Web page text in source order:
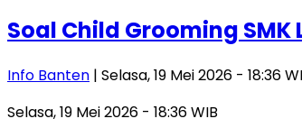
Soal Child Grooming
Info Banten | Selasa, 19 Mei 2026 - 18:36
Selasa, 19 Mei 2026 - 18:36 WIB